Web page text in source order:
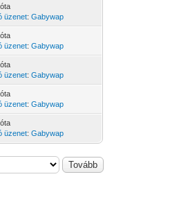
üzenet:Gabywap
üzenet:Gabywap
üzenet:Gabywap
üzenet:Gabywap
üzenet:Gabywap